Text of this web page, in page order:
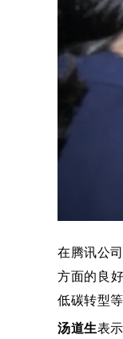
在腾讯公
方面的良
低碳转型
汤道生表